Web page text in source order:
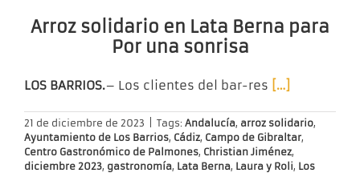
Arroz solidario en Lata Berna para
Por una sonrisa
LOS BARRIOS.– Los clientes del bar-res […]
21 de diciembre de 2023 Tags: Andalucía, arroz solidario,
Ayuntamiento de Los Barrios, Cádiz, Campo de Gibraltar,
Centro Gastronómico de Palmones, Christian Jiménez,
diciembre 2023, gastronomía, Lata Berna, Laura y Roli, Los